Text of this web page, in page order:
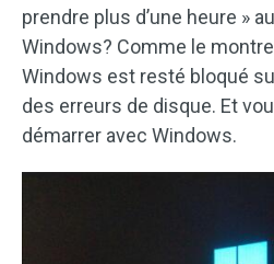
prendre plus d’une heure »
Windows? Comme le
Windows est resté bloqué
des erreurs de disque. Et
démarrer avec Windows.